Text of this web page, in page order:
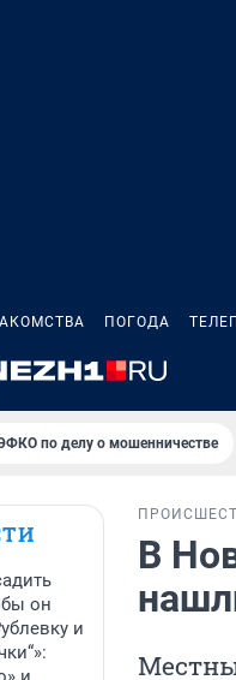
ПОГОДА
по делу о мошенничестве
он
и
В